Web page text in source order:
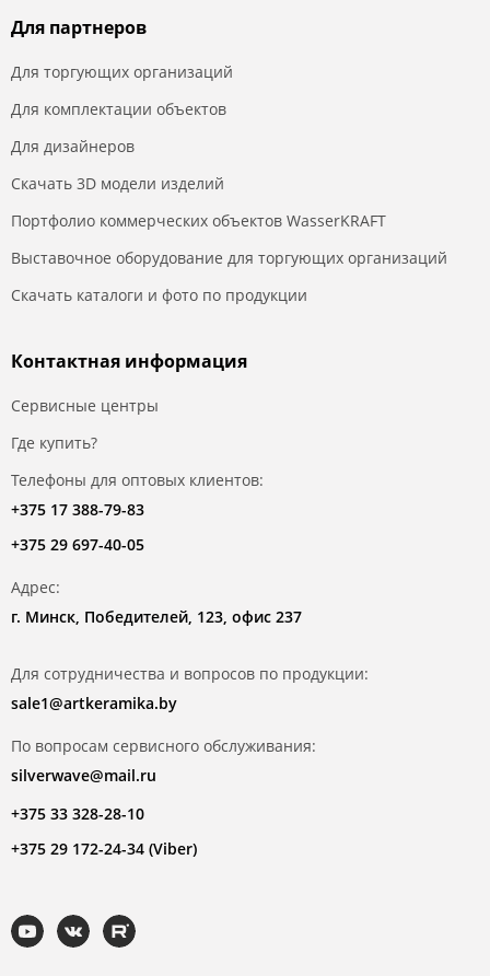
Для партнеров
Для торгующих организаций
Для комплектации объектов
Для дизайнеров
Скачать 3D модели изделий
Портфолио коммерческих объектов WasserKRAFT
Выставочное оборудование для торгующих организаций
Скачать каталоги и фото по продукции
Контактная информация
Сервисные центры
Где купить?
Телефоны для оптовых клиентов:
+375 17 388-79-83
+375 29 697-40-05
Адрес:
г. Минск, Победителей, 123, офис 237
Для сотрудничества и вопросов по продукции:
sale1@artkeramika.by
По вопросам сервисного обслуживания:
silverwave@mail.ru
+375 33 328-28-10
+375 29 172-24-34 (Viber)